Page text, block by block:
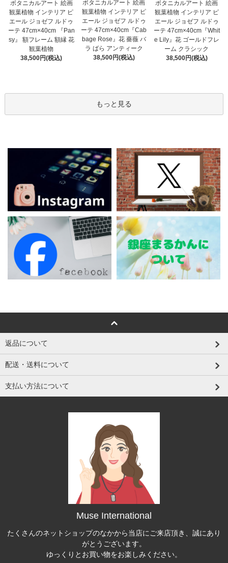
ボタニカルアート 絵画
観葉植物 インテリア ピ
エール ジョゼフ ルドゥ
ーテ 47cm×40cm 『Pan
sy』 額フレーム 額縁 花
観葉植物
38,500円(税込)
ボタニカルアート 絵画
観葉植物 インテリア ピ
エール ジョゼフ ルドゥ
ーテ 47cm×40cm『Cab
bage Rose』花 薔薇 バ
ラ ばら アンティーク
38,500円(税込)
ボタニカルアート 絵画
観葉植物 インテリア ピ
エール ジョゼフ ルドゥ
ーテ 47cm×40cm『Whit
e Lily』花 ゴールドフレ
ーム クラシック
38,500円(税込)
もっと見る
返品について
配送・送料について
支払い方法について
Muse International
たくさんのネットショップのなかから当店にご来店頂き、誠にあり
がとうございます。
ゆっくりとお買い物をお楽しみください。